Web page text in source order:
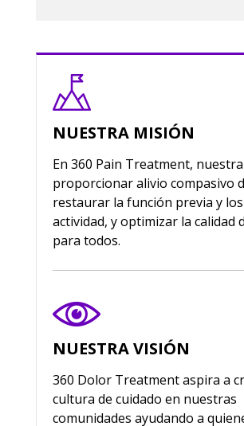
NUESTRA MISIÓN
En 360 Pain Treatment,
proporcionar alivio compasivo
restaurar la función previa y
actividad, y optimizar la calidad
para todos.
NUESTRA VISIÓN
360 Dolor Treatment aspira a
cultura de cuidado en nuestras
comunidades ayudando a